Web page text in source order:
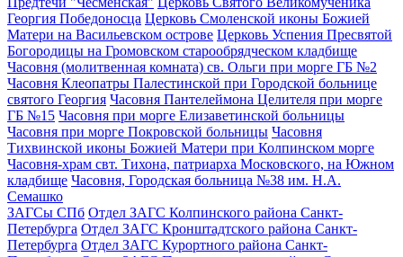
Георгия Победоносца Церковь Смоленской иконы Божией
Матери на Васильевском острове Церковь Успения Пресвятой
Богородицы на Громовском старообрядческом кладбище
Часовня (молитвенная комната) св. Ольги при морге ГБ №2
Часовня Клеопатры Палестинской при Городской больнице
святого Георгия Часовня Пантелеймона Целителя при морге
ГБ №15 Часовня при морге Елизаветинской больницы
Часовня при морге Покровской больницы Часовня
Тихвинской иконы Божией Матери при Колпинском морге
Часовня-храм свт. Тихона, патриарха Московского, на Южном
кладбище Часовня, Городская больница №38 им. Н.А.
Семашко
ЗАГСы СПб Отдел ЗАГС Колпинского района Санкт-
Петербурга Отдел ЗАГС Кронштадтского района Санкт-
Петербурга Отдел ЗАГС Курортного района Санкт-